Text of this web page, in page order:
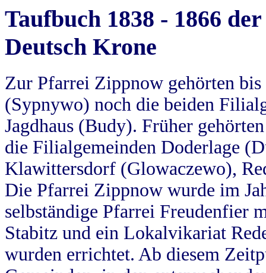
Taufbuch 1838 - 1866
Deutsch Krone
Zur Pfarrei Zippnow gehörten
(Sypnywo) noch die beiden
Jagdhaus (Budy). Früher
die Filialgemeinden Doderlage
Klawittersdorf (Glowaczewo),
Die Pfarrei Zippnow wurde im
selbständige Pfarrei Freudenfier
Stabitz und ein Lokalvikariat
wurden errichtet. Ab diesem